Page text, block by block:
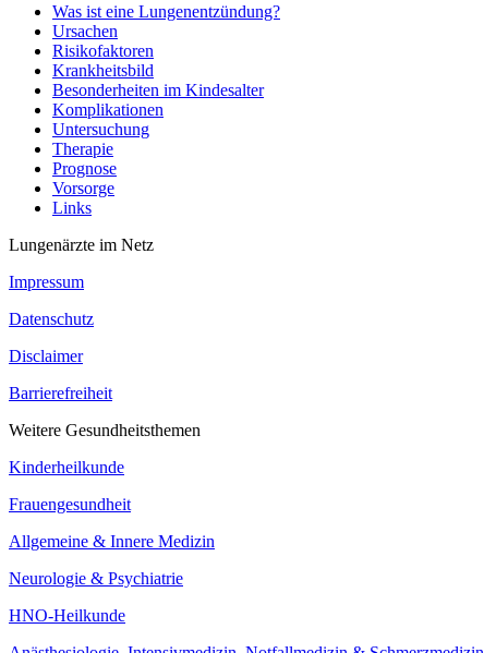
Was ist eine Lungenentzündung?
Ursachen
Risikofaktoren
Krankheitsbild
Besonderheiten im Kindesalter
Komplikationen
Untersuchung
Therapie
Prognose
Vorsorge
Links
Lungenärzte im Netz
Impressum
Datenschutz
Disclaimer
Barrierefreiheit
Weitere Gesundheitsthemen
Kinderheilkunde
Frauengesundheit
Allgemeine & Innere Medizin
Neurologie & Psychiatrie
HNO-Heilkunde